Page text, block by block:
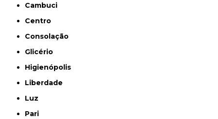
Cambuci
Centro
Consolação
Glicério
Higienópolis
Liberdade
Luz
Pari